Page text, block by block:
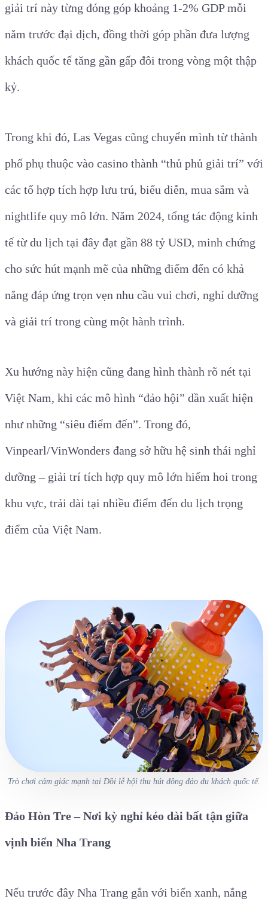
giải trí này từng đóng góp khoảng 1-2% GDP mỗi
năm trước đại dịch, đồng thời góp phần đưa lượng
khách quốc tế tăng gần gấp đôi trong vòng một thập
kỷ.
Trong khi đó, Las Vegas cũng chuyển mình từ thành
phố phụ thuộc vào casino thành “thủ phủ giải trí” với
các tổ hợp tích hợp lưu trú, biểu diễn, mua sắm và
nightlife quy mô lớn. Năm 2024, tổng tác động kinh
tế từ du lịch tại đây đạt gần 88 tỷ USD, minh chứng
cho sức hút mạnh mẽ của những điểm đến có khả
năng đáp ứng trọn vẹn nhu cầu vui chơi, nghỉ dưỡng
và giải trí trong cùng một hành trình.
Xu hướng này hiện cũng đang hình thành rõ nét tại
Việt Nam, khi các mô hình “đảo hội” dần xuất hiện
như những “siêu điểm đến”. Trong đó,
Vinpearl/VinWonders đang sở hữu hệ sinh thái nghỉ
dưỡng – giải trí tích hợp quy mô lớn hiếm hoi trong
khu vực, trải dài tại nhiều điểm đến du lịch trọng
điểm của Việt Nam.
Trò chơi cảm giác mạnh tại Đồi lễ hội thu hút đông đảo du khách quốc tế.
Đảo Hòn Tre – Nơi kỳ nghỉ kéo dài bất tận giữa
vịnh biển Nha Trang
Nếu trước đây Nha Trang gắn với biển xanh, nắng